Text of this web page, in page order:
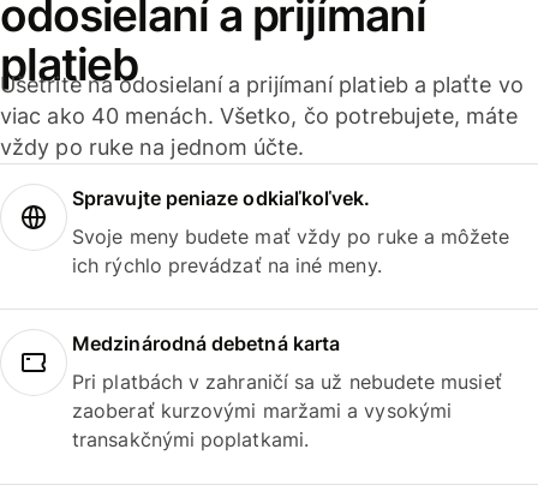
odosielaní a prijímaní
platieb
Ušetrite na odosielaní a prijímaní platieb a plaťte vo
viac ako 40 menách. Všetko, čo potrebujete, máte
vždy po ruke na jednom účte.
Spravujte peniaze odkiaľkoľvek.
Svoje meny budete mať vždy po ruke a môžete
ich rýchlo prevádzať na iné meny.
Medzinárodná debetná karta
Pri platbách v zahraničí sa už nebudete musieť
zaoberať kurzovými maržami a vysokými
transakčnými poplatkami.